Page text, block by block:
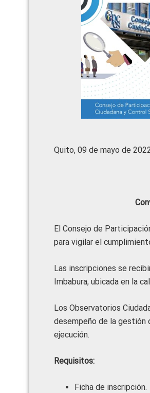
Quito, 09 de mayo de
El Consejo de
para vigilar el
Las inscripciones se
Imbabura, ubicada en la
Los Observatorios
desempeño de la gestión
ejecución.
Requisitos:
Ficha de inscripción.